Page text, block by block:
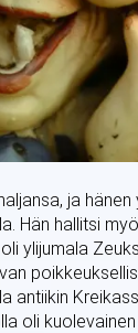
ja
Hän hallitsi
ylijumala
antiikin
oli